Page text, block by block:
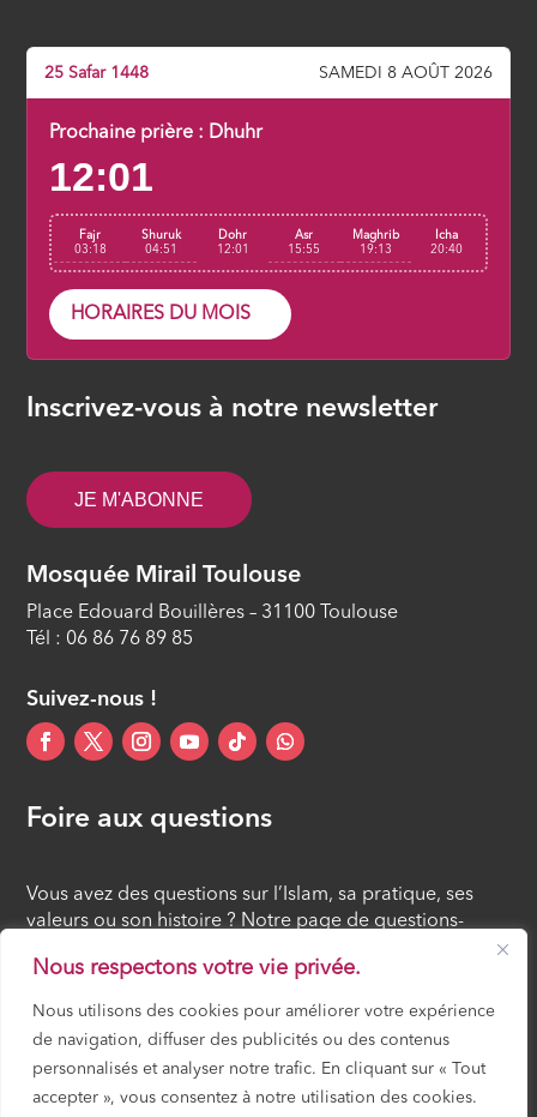
Nous respectons votre vie privée.
Nous utilisons des cookies pour améliorer votre expérience
de navigation, diffuser des publicités ou des contenus
personnalisés et analyser notre trafic. En cliquant sur « Tout
accepter », vous consentez à notre utilisation des cookies.
25 Safar 1448 SAMEDI 8 AOÛT 2026
Prochaine prière : Dhuhr
12:01
Fajr
03:18
Shuruk
04:51
Dohr
12:01
Asr
15:55
Maghrib
19:13
Icha
20:40
HORAIRES DU MOIS
Inscrivez-vous à notre newsletter
JE M'ABONNE
Mosquée Mirail Toulouse
Place Edouard Bouillères – 31100 Toulouse
Tél : 06 86 76 89 85
Suivez-nous !
Foire aux questions
Vous avez des questions sur l’Islam, sa pratique, ses
valeurs ou son histoire ? Notre page de questions-
réponses rassemble des réponses claires et accessibles
à tous, croyants ou simples curieux.
FOIRE AUX QUESTIONS